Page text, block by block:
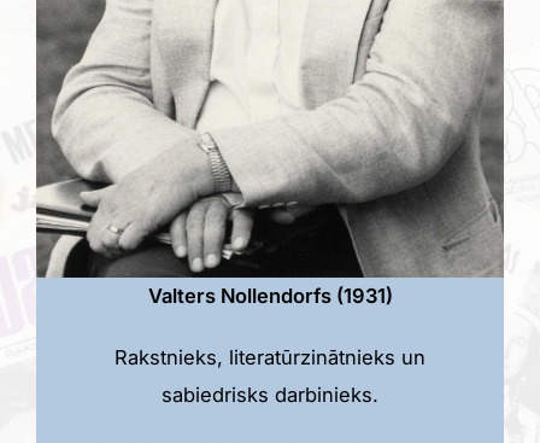
Valters Nollendorfs (1931)
Rakstnieks, literatūrzinātnieks un
sabiedrisks darbinieks.